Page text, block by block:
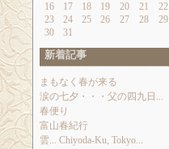
16
17 18 19 20 21
22
23
24 25 26 27 28
29
30
31
新着記事
まもなく春が来る
涙の七夕・・・父の四九日...
春便り
富山春紀行
雲... Chiyoda-Ku, Tokyo...